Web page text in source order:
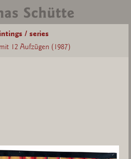
/ series
12 Aufzügen (1987)